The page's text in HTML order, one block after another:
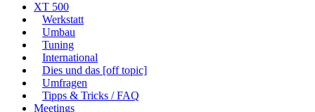
XT 500
Werkstatt
Umbau
Tuning
International
Dies und das [off topic]
Umfragen
Tipps & Tricks / FAQ
Meetings